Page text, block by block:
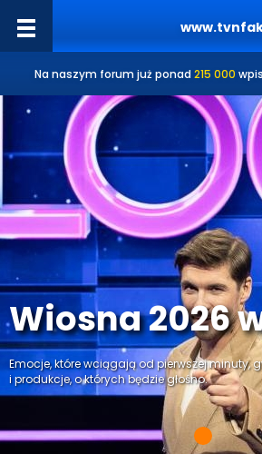
Na naszym forum już ponad 215 000
Wiosna 2026
Emocje, które wciągają od pierwszej minuty,
i produkcje, o których będzie głośno.